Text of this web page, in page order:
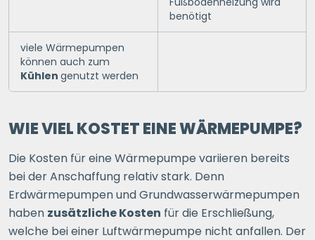
benötigt
viele Wärmepumpen
können auch zum
Kühlen genutzt werden
WIE VIEL KOSTET EINE WÄRMEPUMPE?
Die Kosten für eine Wärmepumpe variieren bereits
bei der Anschaffung relativ stark. Denn
Erdwärmepumpen und Grundwasserwärmepumpen
haben zusätzliche Kosten für die Erschließung,
welche bei einer Luftwärmepumpe nicht anfallen. Der